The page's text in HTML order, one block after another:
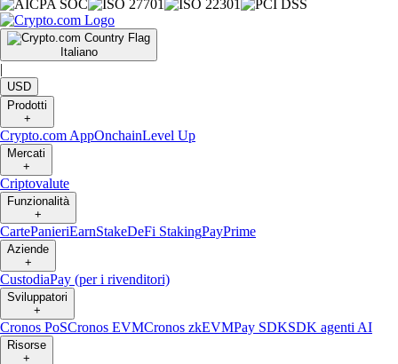
Italiano
|
USD
Prodotti
+
Crypto.com AppOnchainLevel Up
Mercati
+
Criptovalute
Funzionalità
+
CartePanieriEarnStakeDeFi StakingPayPrime
Aziende
+
CustodiaPay (per i rivenditori)
Sviluppatori
+
Cronos PoSCronos EVMCronos zkEVMPay SDKSDK agenti AI
Risorse
+